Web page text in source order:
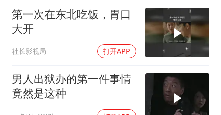
第一次在东北吃饭，胃口
大开
社长影视局 打开APP
男人出狱办的第一件事情
竟然是这种